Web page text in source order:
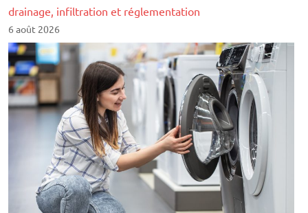
drainage, infiltration et réglementation
6 août 2026